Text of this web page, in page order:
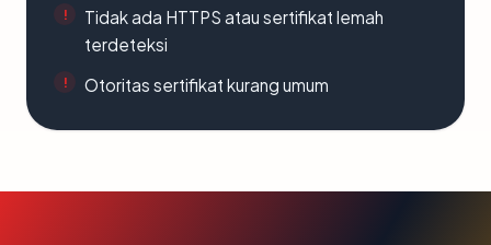
Tidak ada HTTPS atau sertifikat lemah
terdeteksi
Otoritas sertifikat kurang umum